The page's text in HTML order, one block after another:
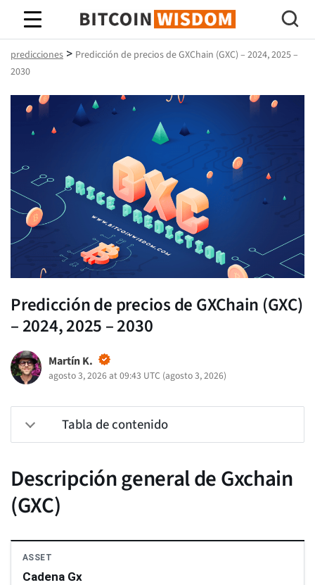
Sabiduría de Bitcoin
predicciones > Predicción de precios de GXChain (GXC) – 2024, 2025 –
2030
Predicción de precios de GXChain (GXC)
– 2024, 2025 – 2030
Martín K.
agosto 3, 2026 at 09:43 UTC (agosto 3, 2026)
Tabla de contenido
Descripción general de Gxchain
(GXC)
ASSET
Cadena Gx